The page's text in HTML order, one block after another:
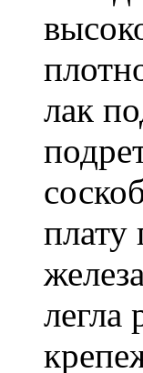
лак
плату
легла